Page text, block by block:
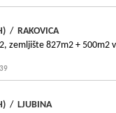
/ RAKOVICA
zemljište 827m2 + 500m2
/ LJUBINA